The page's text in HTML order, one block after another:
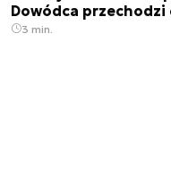
Dowódca przechodzi
3 min.